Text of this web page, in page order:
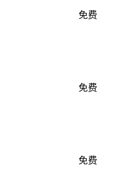
免费
免费
免费